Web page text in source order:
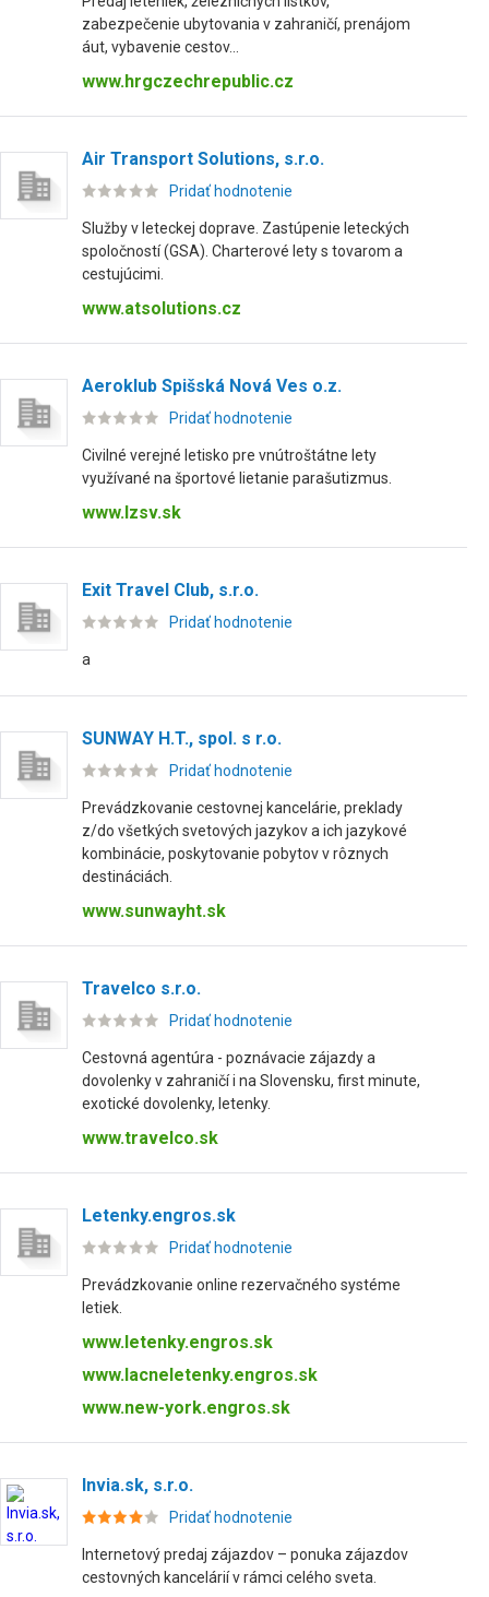
zabezpečenie ubytovania v zahraničí, prenájom
áut, vybavenie cestov...
www.hrgczechrepublic.cz
Air Transport Solutions, s.r.o.
Pridať hodnotenie
Služby v leteckej doprave. Zastúpenie leteckých
spoločností (GSA). Charterové lety s tovarom a
cestujúcimi.
www.atsolutions.cz
Aeroklub Spišská Nová Ves o.z.
Pridať hodnotenie
Civilné verejné letisko pre vnútroštátne lety
využívané na športové lietanie parašutizmus.
www.lzsv.sk
Exit Travel Club, s.r.o.
Pridať hodnotenie
a
SUNWAY H.T., spol. s r.o.
Pridať hodnotenie
Prevádzkovanie cestovnej kancelárie, preklady
z/do všetkých svetových jazykov a ich jazykové
kombinácie, poskytovanie pobytov v rôznych
destináciách.
www.sunwayht.sk
Travelco s.r.o.
Pridať hodnotenie
Cestovná agentúra - poznávacie zájazdy a
dovolenky v zahraničí i na Slovensku, first minute,
exotické dovolenky, letenky.
www.travelco.sk
Letenky.engros.sk
Pridať hodnotenie
Prevádzkovanie online rezervačného systéme
letiek.
www.letenky.engros.sk
www.lacneletenky.engros.sk
www.new-york.engros.sk
Invia.sk, s.r.o.
Pridať hodnotenie
Internetový predaj zájazdov – ponuka zájazdov
cestovných kancelárií v rámci celého sveta.